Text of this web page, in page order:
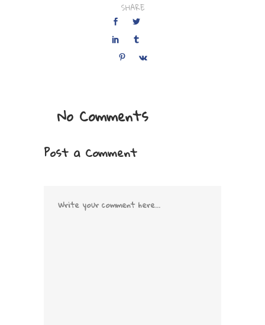
SHARE
No Comments
Post a Comment